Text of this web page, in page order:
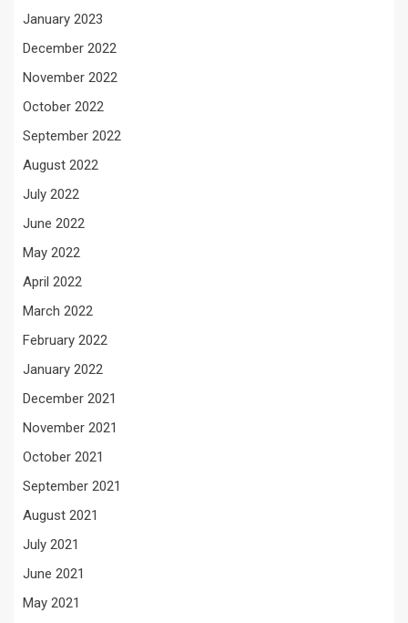
January 2023
December 2022
November 2022
October 2022
September 2022
August 2022
July 2022
June 2022
May 2022
April 2022
March 2022
February 2022
January 2022
December 2021
November 2021
October 2021
September 2021
August 2021
July 2021
June 2021
May 2021